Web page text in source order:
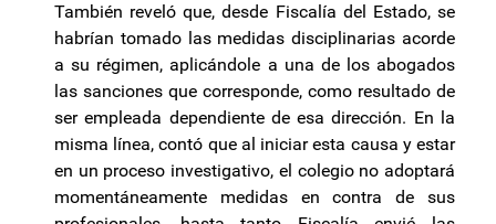
También reveló que, desde Fiscalía del Estado, se
habrían tomado las medidas disciplinarias acorde
a su régimen, aplicándole a una de los abogados
las sanciones que corresponde, como resultado de
ser empleada dependiente de esa dirección. En la
misma línea, contó que al iniciar esta causa y estar
en un proceso investigativo, el colegio no adoptará
momentáneamente medidas en contra de sus